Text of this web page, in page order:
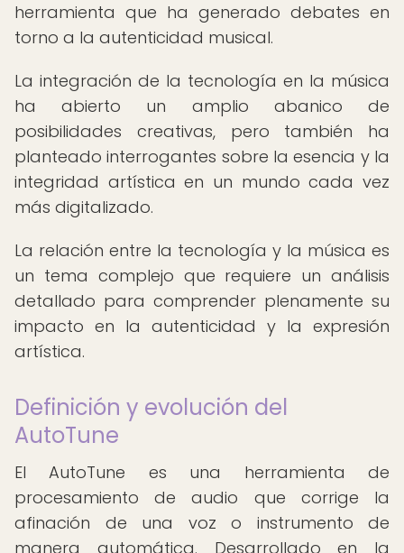
herramienta que ha generado debates en
torno a la autenticidad musical.
La integración de la tecnología en la música
ha abierto un amplio abanico de
posibilidades creativas, pero también ha
planteado interrogantes sobre la esencia y la
integridad artística en un mundo cada vez
más digitalizado.
La relación entre la tecnología y la música es
un tema complejo que requiere un análisis
detallado para comprender plenamente su
impacto en la autenticidad y la expresión
artística.
Definición y evolución del
AutoTune
El AutoTune es una herramienta de
procesamiento de audio que corrige la
afinación de una voz o instrumento de
manera automática. Desarrollado en la